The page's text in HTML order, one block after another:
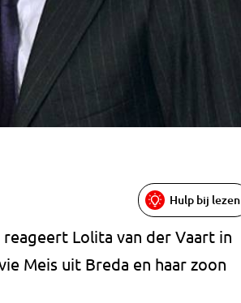
Hulp bij lezen
Lolita van der Vaart in
Meis uit Breda en haar zoon